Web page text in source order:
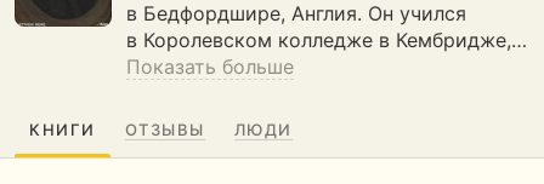
в Бедфордшире, Англия. Он учился
в Королевском колледже в Кембридже,…
Показать больше
КНИГИ ОТЗЫВЫ ЛЮДИ